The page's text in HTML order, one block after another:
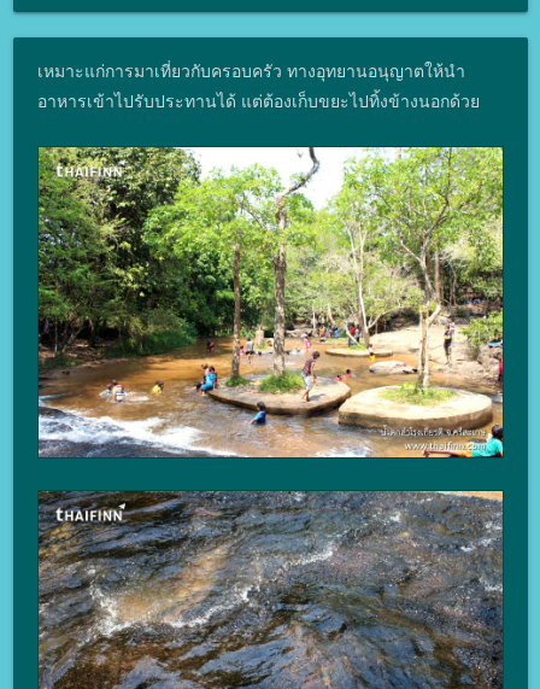
เหมาะแก่การมาเที่ยวกับครอบครัว ทางอุทยานอนุญาตให้นำ
อาหารเข้าไปรับประทานได้ แต่ต้องเก็บขยะไปทิ้งข้างนอกด้วย